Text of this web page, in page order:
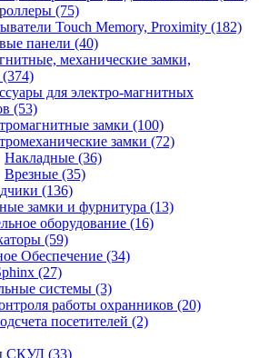
(75)
Touch Memory, Proximity (182)
панели (40)
механические замки,
(374)
для электро-магнитных
(53)
замки (100)
замки (72)
Накладные (36)
Врезные (35)
(136)
замки и фурнитура (13)
оборудование (16)
(59)
Обеспечение (34)
(27)
системы (3)
работы охранников (20)
посетителей (2)
СКУД (33)